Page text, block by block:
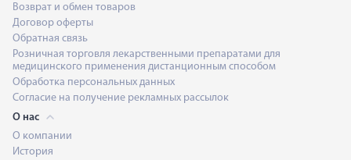
Возврат и обмен товаров
Договор оферты
Обратная связь
Розничная торговля лекарственными препаратами для
медицинского применения дистанционным способом
Обработка персональных данных
Согласие на получение рекламных рассылок
О нас
О компании
История